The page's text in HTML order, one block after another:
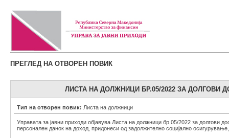
ПРЕГЛЕД НА ОТВОРЕН ПОВИК
ЛИСТА НА ДОЛЖНИЦИ БР.05/2022 ЗА ДОЛГОВИ
Тип на отворен повик: Листа на должници
Управата за јавни приходи објавува Листа на должници бр.05/2022 за долгови
персонален данок на доход, придонеси од задолжително социјално